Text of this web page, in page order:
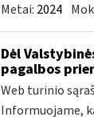
Metai: 2024
Dėl
pagalbos
Web turinio
Informuojame,